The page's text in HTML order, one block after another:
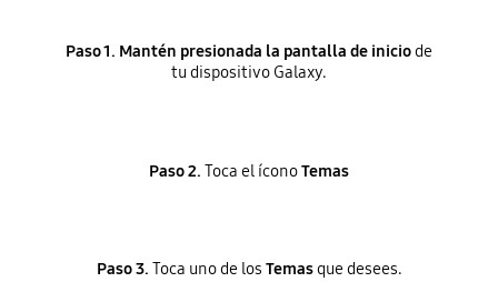
Paso 1. Mantén presionada la pantalla de iniciode
tu dispositivo Galaxy.
Paso 2. Toca el íconoTemas
Paso 3. Toca uno de los Temasque desees.